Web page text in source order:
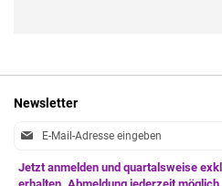
Newsletter
Anmeldung
Newsletter: